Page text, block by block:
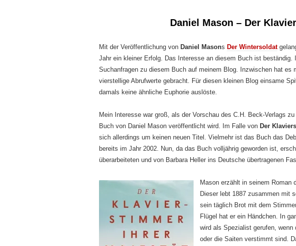
Daniel Mason – Der
Mit der Veröffentlichung von Daniel Masons Der Wintersoldat
Jahr ein kleiner Erfolg. Das Interesse an diesem Buch ist beständig.
Suchanfragen zu diesem Buch auf meinem Blog. Inzwischen hat es
vierstellige Abrufwerte gebracht. Für diesen kleinen Blog einsame
damals keine ähnliche Euphorie auslöste.
Mein Interesse war groß, als der Vorschau des C.H. Beck-Verlags
Buch von Daniel Mason veröffentlicht wird. Im Falle von Der
sich allerdings um keinen neuen Titel. Vielmehr ist das Buch das
bereits im Jahr 2002. Nun, da das Buch volljährig geworden ist,
überarbeiteten und von Barbara Heller ins Deutsche übertragenen
Mason erzählt in seinem Roman
Dieser lebt 1887 zusammen mit
sein täglich Brot mit dem
Flügel hat er ein Händchen. In
wird als Spezialist gerufen,
oder die Saiten verstimmt sind.